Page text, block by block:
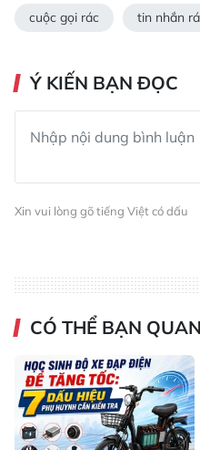
cuộc gọi rác tin nhắn
Ý KIẾN BẠN ĐỌC
Xin vui lòng gõ tiếng Việt có dấu
CÓ THỂ BẠN